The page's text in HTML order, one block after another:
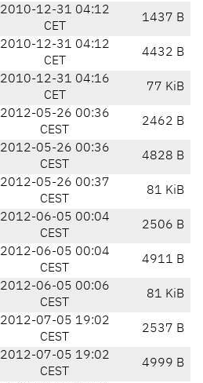
2010-12-31 04:12
CET
1437 B
2010-12-31 04:12
CET
4432 B
2010-12-31 04:16
CET
77 KiB
2012-05-26 00:36
CEST
2462 B
2012-05-26 00:36
CEST
4828 B
2012-05-26 00:37
CEST
81 KiB
2012-06-05 00:04
CEST
2506 B
2012-06-05 00:04
CEST
4911 B
2012-06-05 00:06
CEST
81 KiB
2012-07-05 19:02
CEST
2537 B
2012-07-05 19:02
CEST
4999 B